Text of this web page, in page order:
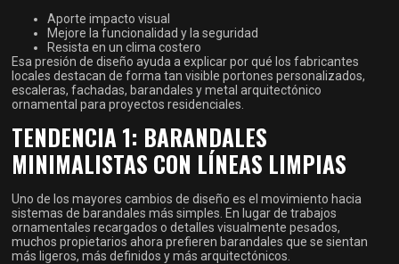
Aporte impacto visual
Mejore la funcionalidad y la seguridad
Resista en un clima costero
Esa presión de diseño ayuda a explicar por qué los fabricantes
locales destacan de forma tan visible portones personalizados,
escaleras, fachadas, barandales y metal arquitectónico
ornamental para proyectos residenciales.
TENDENCIA 1: BARANDALES
MINIMALISTAS CON LÍNEAS LIMPIAS
Uno de los mayores cambios de diseño es el movimiento hacia
sistemas de barandales más simples. En lugar de trabajos
ornamentales recargados o detalles visualmente pesados,
muchos propietarios ahora prefieren barandales que se sientan
más ligeros, más definidos y más arquitectónicos.